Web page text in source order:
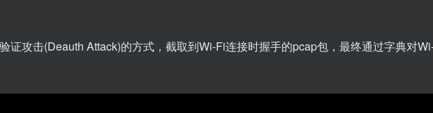
证攻击(Deauth Attack)的方式，截取到Wi-Fi连接时握手的pcap包，最终通过字典对